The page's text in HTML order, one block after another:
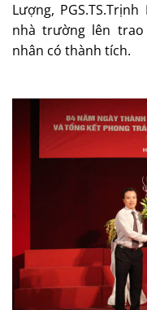
Lượng,
nhà trường lên
nhân có thành tích.